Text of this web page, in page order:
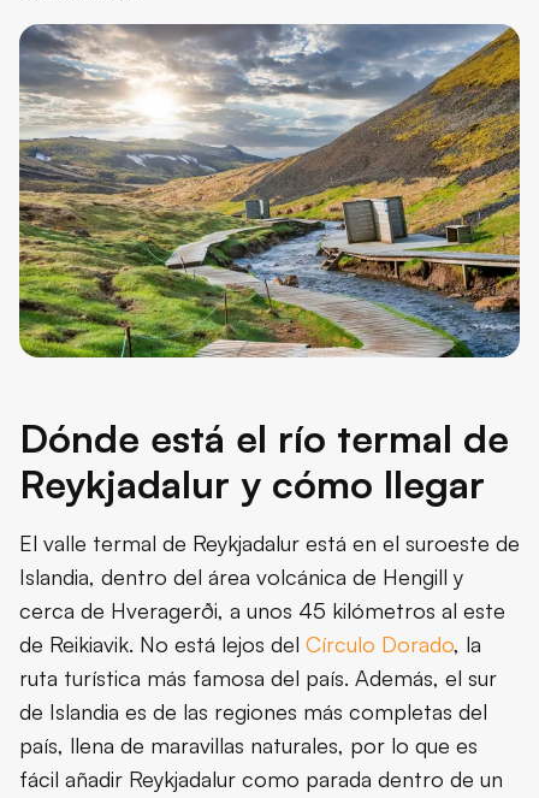
Dónde está el río termal de
Reykjadalur y cómo llegar
El valle termal de Reykjadalur está en el suroeste de
Islandia, dentro del área volcánica de Hengill y
cerca de Hveragerði, a unos 45 kilómetros al este
de Reikiavik. No está lejos del Círculo Dorado, la
ruta turística más famosa del país. Además, el sur
de Islandia es de las regiones más completas del
país, llena de maravillas naturales, por lo que es
fácil añadir Reykjadalur como parada dentro de un